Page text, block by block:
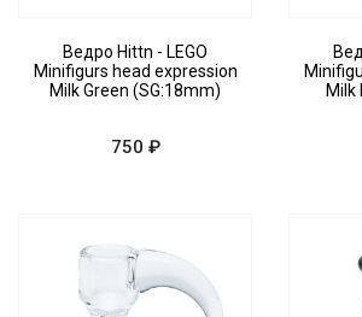
Ведро Hittn - LEGO
Minifigurs head expression
Milk Green (SG:18mm)
750 ₽
Milk